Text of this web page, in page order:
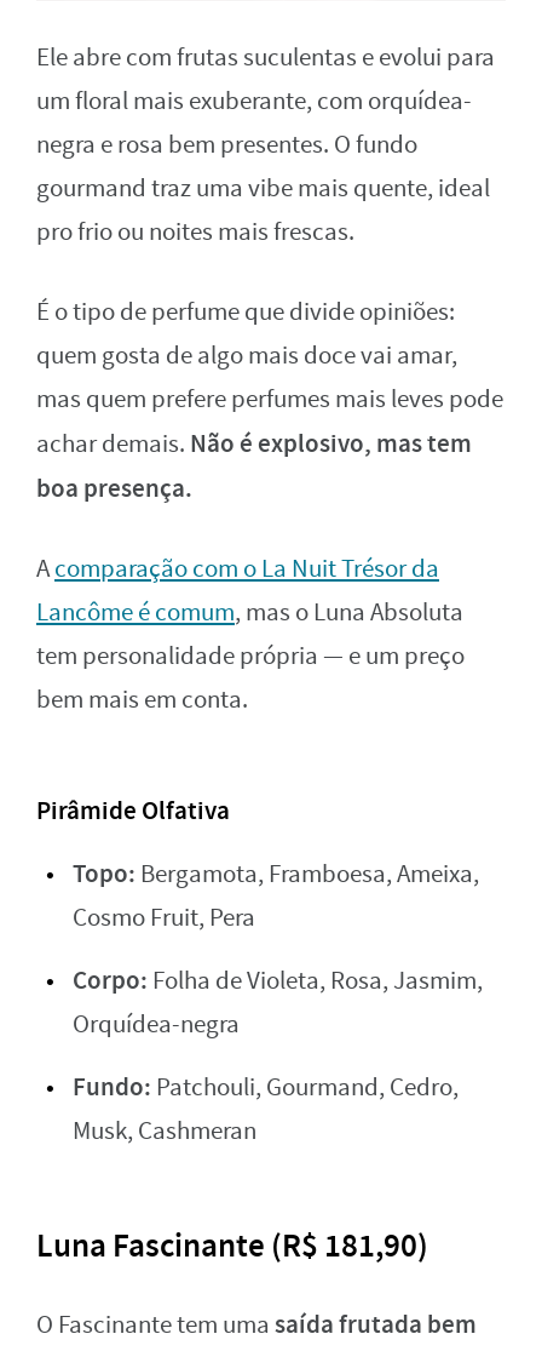
Ele abre com frutas suculentas e evolui para
um floral mais exuberante, com orquídea-
negra e rosa bem presentes. O fundo
gourmand traz uma vibe mais quente, ideal
pro frio ou noites mais frescas.
É o tipo de perfume que divide opiniões:
quem gosta de algo mais doce vai amar,
mas quem prefere perfumes mais leves pode
achar demais. Não é explosivo, mas tem
boa presença.
Acomparação com o La Nuit Trésor da
Lancôme é comum, mas o Luna Absoluta
tem personalidade própria — e um preço
bem mais em conta.
Pirâmide Olfativa
Topo: Bergamota, Framboesa, Ameixa,
Cosmo Fruit, Pera
Corpo: Folha de Violeta, Rosa, Jasmim,
Orquídea-negra
Fundo: Patchouli, Gourmand, Cedro,
Musk, Cashmeran
Luna Fascinante (R$ 181,90)
O Fascinante tem uma saída frutada bem